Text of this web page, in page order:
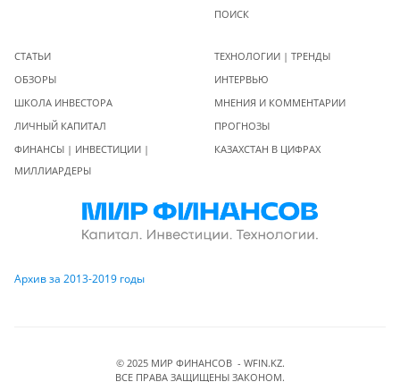
ПОИСК
СТАТЬИ
ОБЗОРЫ
ШКОЛА ИНВЕСТОРА
ЛИЧНЫЙ КАПИТАЛ
ФИНАНСЫ | ИНВЕСТИЦИИ |
МИЛЛИАРДЕРЫ
ТЕХНОЛОГИИ | ТРЕНДЫ
ИНТЕРВЬЮ
МНЕНИЯ И КОММЕНТАРИИ
ПРОГНОЗЫ
КАЗАХСТАН В ЦИФРАХ
Архив за 2013-2019 годы
© 2025 МИР ФИНАНСОВ - WFIN.KZ.
ВСЕ ПРАВА ЗАЩИЩЕНЫ ЗАКОНОМ.